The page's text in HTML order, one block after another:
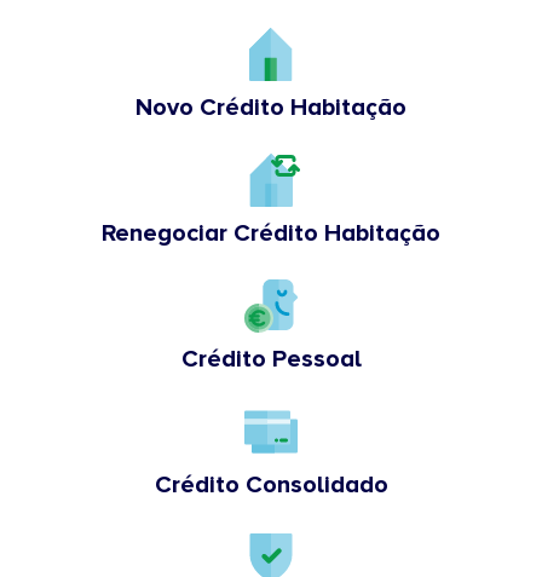
Novo Crédito Habitação
Renegociar Crédito Habitação
Crédito Pessoal
Crédito Consolidado